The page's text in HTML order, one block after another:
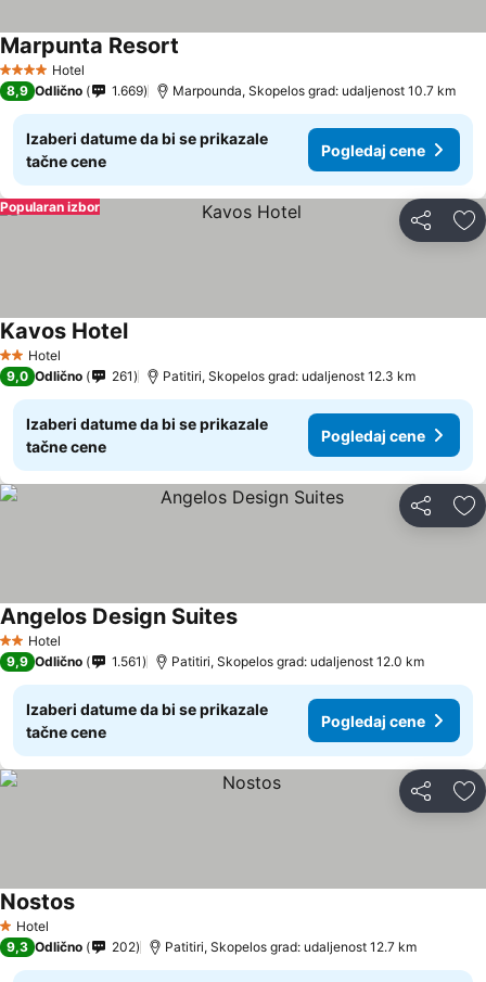
4 ZvezdiceHotel
Marpunta Resort
8,9 Odlično 1.669 Marpounda, Skopelos grad: udaljenost 10.7 km
Izaberi datume da bi se prikazale
tačne cene
Pogledaj cene
Deli
Popularan izbor
2 Zvezdice
Hotel
Kavos Hotel
9,0 Odlično 261 Patitiri, Skopelos grad: udaljenost 12.3 km
Izaberi datume da bi se prikazale
tačne cene
Pogledaj cene
Deli
2 Zvezdice
Hotel
Angelos Design Suites
9,9 Odlično 1.561 Patitiri, Skopelos grad: udaljenost 12.0 km
Izaberi datume da bi se prikazale
tačne cene
Pogledaj cene
Deli
1 Zvezdice
Hotel
Nostos
9,3 Odlično 202 Patitiri, Skopelos grad: udaljenost 12.7 km